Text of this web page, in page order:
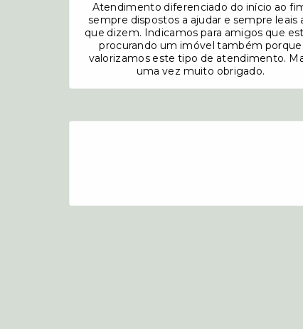
Atendimento diferenciado do início ao
sempre dispostos a ajudar e sempre leais
que dizem. Indicamos para amigos que
procurando um imóvel também porque
valorizamos este tipo de atendimento.
uma vez muito obrigado.